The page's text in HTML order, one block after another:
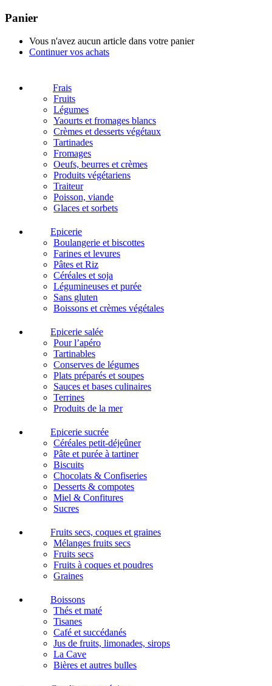
Panier
Vous n'avez aucun article dans votre panier
Continuer vos achats
Frais
Fruits
Légumes
Yaourts et fromages blancs
Crèmes et desserts végétaux
Tartinades
Fromages
Oeufs, beurres et crèmes
Produits végétariens
Traiteur
Poisson, viande
Glaces et sorbets
Epicerie
Boulangerie et biscottes
Farines et levures
Pâtes et Riz
Céréales et soja
Légumineuses et purée
Sans gluten
Boissons et crèmes végétales
Epicerie salée
Pour l’apéro
Tartinables
Conserves de légumes
Plats préparés et soupes
Sauces et bases culinaires
Terrines
Produits de la mer
Epicerie sucrée
Céréales petit-déjeûner
Pâte et purée à tartiner
Biscuits
Chocolats & Confiseries
Desserts & compotes
Miel & Confitures
Sucres
Fruits secs, coques et graines
Mélanges fruits secs
Fruits secs
Fruits à coques et poudres
Graines
Boissons
Thés et maté
Tisanes
Café et succédanés
Jus de fruits, limonades, sirops
La Cave
Bières et autres bulles